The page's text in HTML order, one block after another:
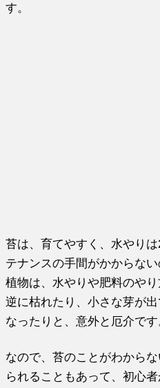
す。
苔は、育てやすく、水やり
テナンスの手間がかからな
植物は、水やりや肥料のや
逆に枯れたり、小さな芽が
なったりと、意外と厄介です
なので、苔のことがわから
られることもあって、初心